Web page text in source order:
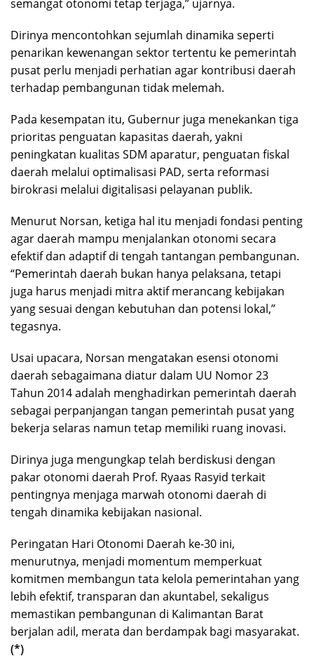
semangat otonomi tetap terjaga,” ujarnya.
Dirinya mencontohkan sejumlah dinamika seperti
penarikan kewenangan sektor tertentu ke pemerintah
pusat perlu menjadi perhatian agar kontribusi daerah
terhadap pembangunan tidak melemah.
Pada kesempatan itu, Gubernur juga menekankan tiga
prioritas penguatan kapasitas daerah, yakni
peningkatan kualitas SDM aparatur, penguatan fiskal
daerah melalui optimalisasi PAD, serta reformasi
birokrasi melalui digitalisasi pelayanan publik.
Menurut Norsan, ketiga hal itu menjadi fondasi penting
agar daerah mampu menjalankan otonomi secara
efektif dan adaptif di tengah tantangan pembangunan.
“Pemerintah daerah bukan hanya pelaksana, tetapi
juga harus menjadi mitra aktif merancang kebijakan
yang sesuai dengan kebutuhan dan potensi lokal,”
tegasnya.
Usai upacara, Norsan mengatakan esensi otonomi
daerah sebagaimana diatur dalam UU Nomor 23
Tahun 2014 adalah menghadirkan pemerintah daerah
sebagai perpanjangan tangan pemerintah pusat yang
bekerja selaras namun tetap memiliki ruang inovasi.
Dirinya juga mengungkap telah berdiskusi dengan
pakar otonomi daerah Prof. Ryaas Rasyid terkait
pentingnya menjaga marwah otonomi daerah di
tengah dinamika kebijakan nasional.
Peringatan Hari Otonomi Daerah ke-30 ini,
menurutnya, menjadi momentum memperkuat
komitmen membangun tata kelola pemerintahan yang
lebih efektif, transparan dan akuntabel, sekaligus
memastikan pembangunan di Kalimantan Barat
berjalan adil, merata dan berdampak bagi masyarakat.
(*)